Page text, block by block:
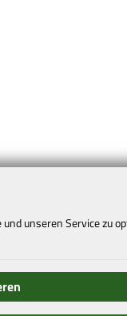
unseren Service zu